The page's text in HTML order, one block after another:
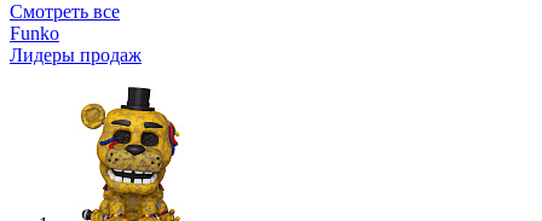
Смотреть все
Funko
Лидеры продаж